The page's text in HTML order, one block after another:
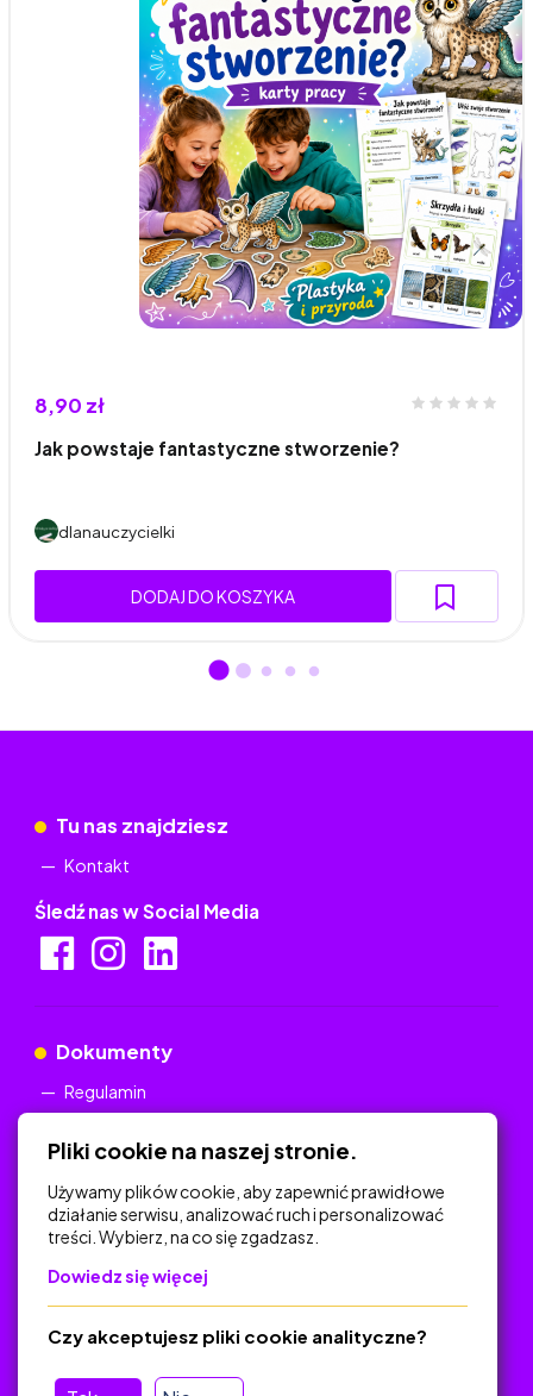
8,90 zł
Jak powstaje fantastyczne stworzenie?
dlanauczycielki
DODAJ DO KOSZYKA
Tu nas znajdziesz
Kontakt
Śledź nas w Social Media
Dokumenty
Regulamin
Na skróty
Polityka Prywatności
Regulamin
O platformie
Baza materiałów dydaktycznych
Pliki cookie na naszej stronie.
Używamy plików cookie, aby zapewnić prawidłowe
działanie serwisu, analizować ruch i personalizować
treści. Wybierz, na co się zgadzasz.
Dowiedz się więcej
Czy akceptujesz pliki cookie analityczne?